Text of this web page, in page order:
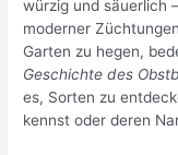
würzig und säuerlich
moderner
Garten zu hegen,
Geschichte des
es, Sorten zu
kennst oder deren